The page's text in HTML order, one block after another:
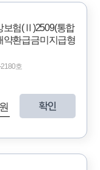
보험(Ⅱ)2509(통합
약환급금미지급형
호
확인